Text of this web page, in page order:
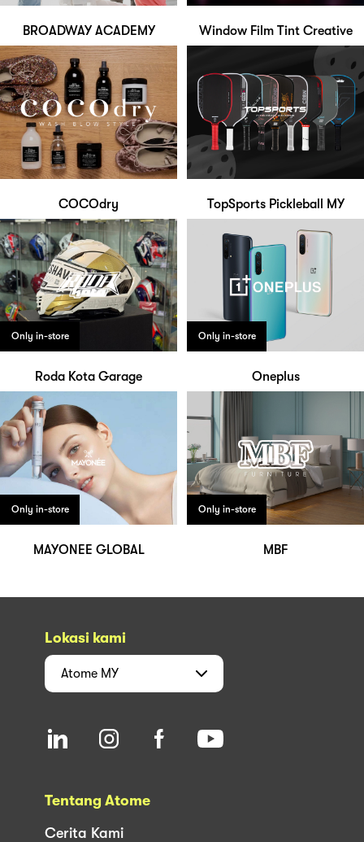
BROADWAY ACADEMY Window Film Tint Creative
COCOdry TopSports Pickleball MY
Only in-store
Roda Kota Garage
Only in-store
Oneplus
Only in-store
MAYONEE GLOBAL
Only in-store
MBF
Lokasi kami
Atome MY
Tentang Atome
Cerita Kami